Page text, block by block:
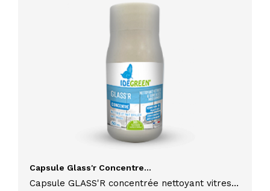
Capsule Glass'r Concentre...
Capsule GLASS'R concentrée nettoyant vitres